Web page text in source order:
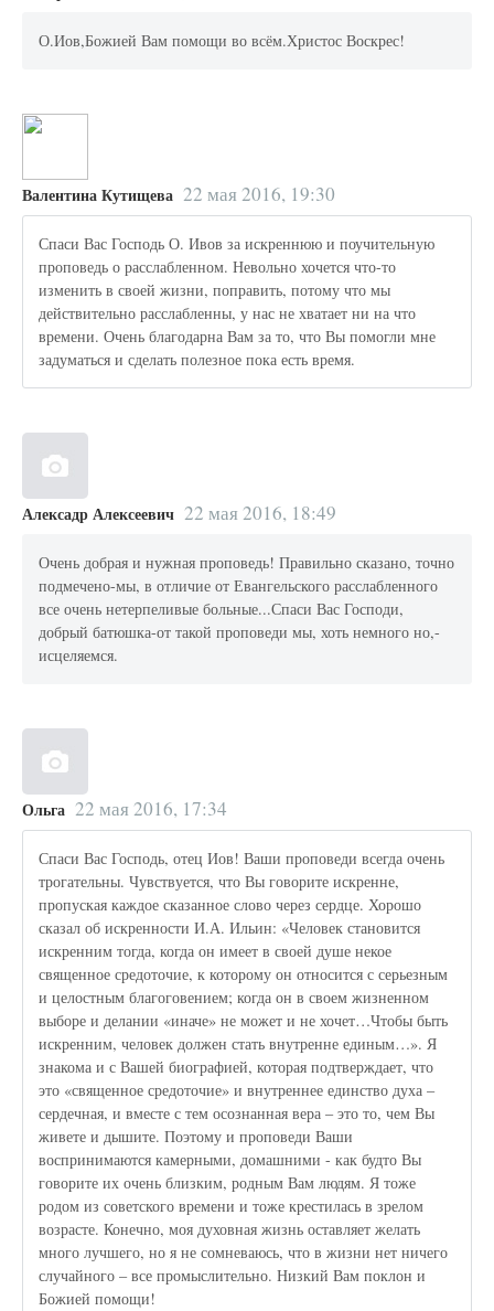
О.Иов,Божией Вам помощи во всём.Христос Воскрес!
Валентина Кутищева 22 мая 2016, 19:30
Спаси Вас Господь О. Ивов за искреннюю и поучительную
проповедь о расслабленном. Невольно хочется что-то
изменить в своей жизни, поправить, потому что мы
действительно расслабленны, у нас не хватает ни на что
времени. Очень благодарна Вам за то, что Вы помогли мне
задуматься и сделать полезное пока есть время.
Алексадр Алексеевич 22 мая 2016, 18:49
Очень добрая и нужная проповедь! Правильно сказано, точно
подмечено-мы, в отличие от Евангельского расслабленного
все очень нетерпеливые больные...Спаси Вас Господи,
добрый батюшка-от такой проповеди мы, хоть немного но,-
исцеляемся.
Ольга 22 мая 2016, 17:34
Спаси Вас Господь, отец Иов! Ваши проповеди всегда очень
трогательны. Чувствуется, что Вы говорите искренне,
пропуская каждое сказанное слово через сердце. Хорошо
сказал об искренности И.А. Ильин: «Человек становится
искренним тогда, когда он имеет в своей душе некое
священное средоточие, к которому он относится с серьезным
и целостным благоговением; когда он в своем жизненном
выборе и делании «иначе» не может и не хочет…Чтобы быть
искренним, человек должен стать внутренне единым…». Я
знакома и с Вашей биографией, которая подтверждает, что
это «священное средоточие» и внутреннее единство духа –
сердечная, и вместе с тем осознанная вера – это то, чем Вы
живете и дышите. Поэтому и проповеди Ваши
воспринимаются камерными, домашними - как будто Вы
говорите их очень близким, родным Вам людям. Я тоже
родом из советского времени и тоже крестилась в зрелом
возрасте. Конечно, моя духовная жизнь оставляет желать
много лучшего, но я не сомневаюсь, что в жизни нет ничего
случайного – все промыслительно. Низкий Вам поклон и
Божией помощи!